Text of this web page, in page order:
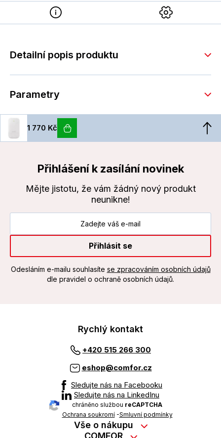
Detailní popis produktu
Parametry
1 770 Kč
Přihlášení k zasílání novinek
Mějte jistotu, že vám žádný nový produkt
neunikne!
Přihlásit se
Odesláním e-mailu souhlasíte se zpracováním osobních údajů
dle pravidel o ochraně osobních údajů.
Rychlý kontakt
+420 515 266 300
eshop@comfor.cz
Sledujte nás na Facebooku
Sledujte nás na LinkedInu
chráněno službou reCAPTCHA
Ochrana soukromí-Smluvní podmínky
Vše o nákupu
Nákup na splátky